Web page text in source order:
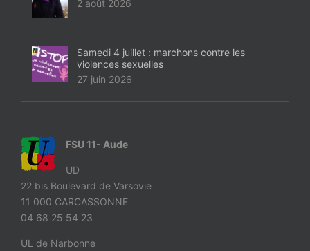
2 août 2026
Samedi 4 juillet : marchons contre les
violences sexuelles
27 juin 2026
FSU 11- Aude
UD
22 bis Boulevard de Varsovie
11 000 CARCASSONNE
04 68 25 54 23
UL de Narbonne